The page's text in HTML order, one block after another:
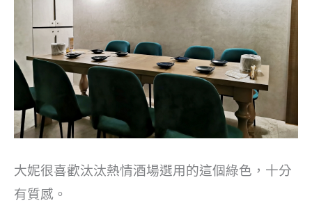
大妮很喜歡汰汰熱情酒場選用的這個綠色，十分
有質感。